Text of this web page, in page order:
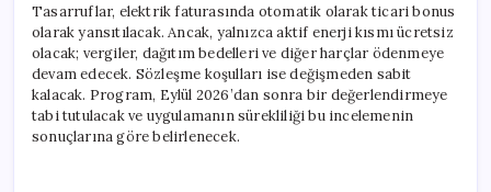
Tasarruflar, elektrik faturasında otomatik olarak ticari bonus
olarak yansıtılacak. Ancak, yalnızca aktif enerji kısmı ücretsiz
olacak; vergiler, dağıtım bedelleri ve diğer harçlar ödenmeye
devam edecek. Sözleşme koşulları ise değişmeden sabit
kalacak. Program, Eylül 2026’dan sonra bir değerlendirmeye
tabi tutulacak ve uygulamanın sürekliliği bu incelemenin
sonuçlarına göre belirlenecek.